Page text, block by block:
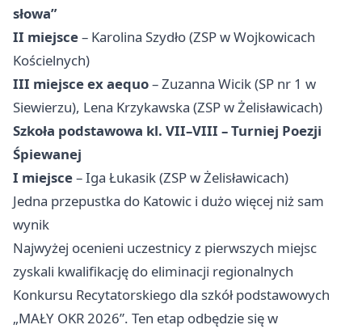
słowa”
II miejsce– Karolina Szydło (ZSP w Wojkowicach
Kościelnych)
III miejsce ex aequo– Zuzanna Wicik (SP nr 1 w
Siewierzu), Lena Krzykawska (ZSP w Żelisławicach)
Szkoła podstawowa kl. VII–VIII – Turniej Poezji
Śpiewanej
I miejsce– Iga Łukasik (ZSP w Żelisławicach)
Jedna przepustka do Katowic i dużo więcej niż sam
wynik
Najwyżej ocenieni uczestnicy z pierwszych miejsc
zyskali kwalifikację do eliminacji regionalnych
Konkursu Recytatorskiego dla szkół podstawowych
„MAŁY OKR 2026”. Ten etap odbędzie się w